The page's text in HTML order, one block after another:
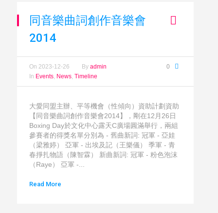
同音樂曲詞創作音樂會
2014
0
On 2023-12-26 By admin
In Events News Timeline
大愛同盟主辦、平等機會（性傾向）資助計劃資助
【同音樂曲詞創作音樂會2014】，剛在12月26日
Boxing Day於文化中心露天C廣場圓滿舉行，兩組
參賽者的得獎名單分別為 - 舊曲新詞: 冠軍 - 亞娃
（梁雅婷） 亞軍 - 出埃及記（王樂儀） 季軍 - 青
春掙扎物語（陳智霖） 新曲新詞: 冠軍 - 粉色泡沫
（Raye） 亞軍 -...
Read More